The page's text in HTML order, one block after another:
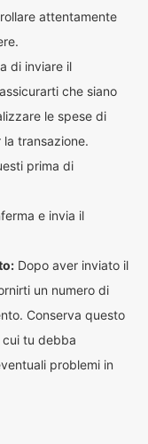
attentamente
di inviare il
che siano
le spese di
transazione.
prima di
e invia il
Dopo aver inviato il
un numero di
Conserva questo
cui tu debba
problemi in